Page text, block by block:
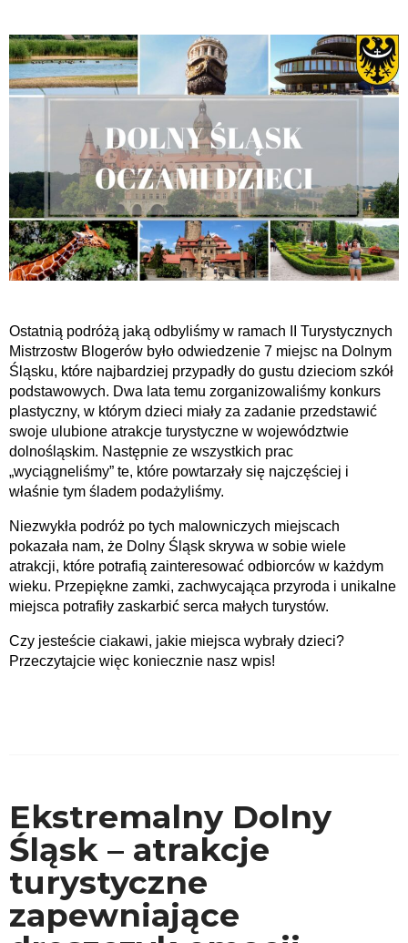
Ostatnią podróżą jaką odbyliśmy w ramach II Turystycznych
Mistrzostw Blogerów było odwiedzenie 7 miejsc na Dolnym
Śląsku, które najbardziej przypadły do gustu dzieciom szkół
podstawowych. Dwa lata temu zorganizowaliśmy konkurs
plastyczny, w którym dzieci miały za zadanie przedstawić
swoje ulubione atrakcje turystyczne w województwie
dolnośląskim. Następnie ze wszystkich prac
„wyciągneliśmy” te, które powtarzały się najczęściej i
właśnie tym śladem podażyliśmy.
Niezwykła podróż po tych malowniczych miejscach
pokazała nam, że Dolny Śląsk skrywa w sobie wiele
atrakcji, które potrafią zainteresować odbiorców w każdym
wieku. Przepiękne zamki, zachwycająca przyroda i unikalne
miejsca potrafiły zaskarbić serca małych turystów.
Czy jesteście ciakawi, jakie miejsca wybrały dzieci?
Przeczytajcie więc koniecznie nasz wpis!
Ekstremalny Dolny
Śląsk – atrakcje
turystyczne
zapewniające